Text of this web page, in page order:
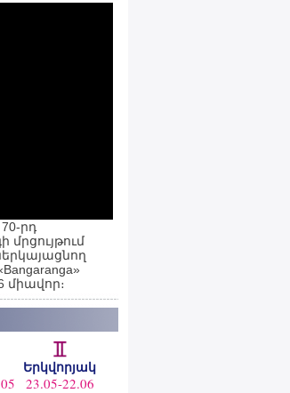
րդ
մրցույթում
միավոր։
Երկվորյակ
23.05-22.06